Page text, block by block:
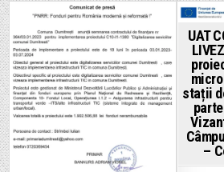
Posted
in
Posted
in
UAT
stații
–